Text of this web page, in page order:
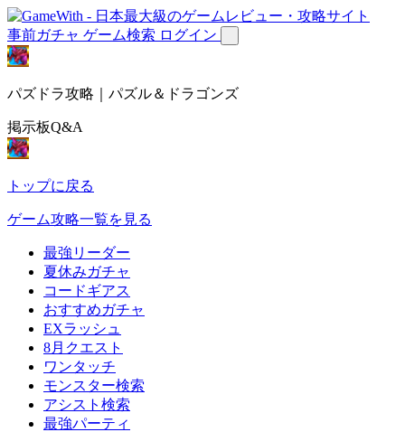
事前ガチャ ゲーム検索 ログイン
パズドラ攻略｜パズル＆ドラゴンズ
掲示板Q&A
トップに戻る
ゲーム攻略一覧を見る
最強リーダー
夏休みガチャ
コードギアス
おすすめガチャ
EXラッシュ
8月クエスト
ワンタッチ
モンスター検索
アシスト検索
最強パーティ